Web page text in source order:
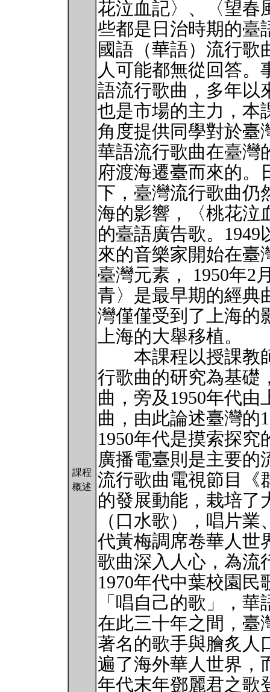
課程
概述
花泣血記〉、〈望
些都是日治時期的臺
國語（華語）流行歌
人可能都無從回答。
語流行歌曲，多年以
也是市場的主力，本
角度提供同學對於臺
華語流行歌曲在臺灣
府渡海遷臺而來的。
下，臺灣流行歌曲仍
海的影響，〈桃花泣
的臺語廣告歌。
來的音樂家開始在臺
臺灣元素， 1950年2
青〉是最早期的經典
灣僅僅受到了上海的
上海的大舉移植。
本課程以授課教師
行歌曲的研究為基礎
曲，旁及1950年代
曲，由此論述臺灣的
1950年代是摸索探
廣播電臺則是主要的
流行歌曲電視節目《
的發展動能，栽培了
（口水歌），唱片
代黃梅調席卷華人世
歌曲深入人心，為流
1970年代中葉校園
「唱自己的歌」，
在此三十年之間，臺
著名的歌手與膾炙人
遍了海外華人世界，
年代末年鄧麗君之歌